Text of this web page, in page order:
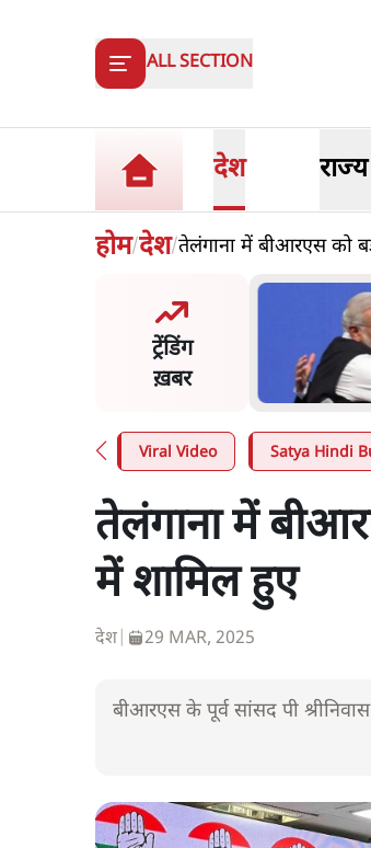
ALL SECTION
देश राज्य
होम/देश/तेलंगाना में बीआरएस को
ट्रेंडिंग
ख़बर
वाले तंज पर एनसीपी ने
से पूछा- क्या आप इंदिरा गांधी
Viral Video Satya Hindi
तेलंगाना में
में शामिल हुए
देश 29 MAR, 2025
बीआरएस के पूर्व सांसद पी